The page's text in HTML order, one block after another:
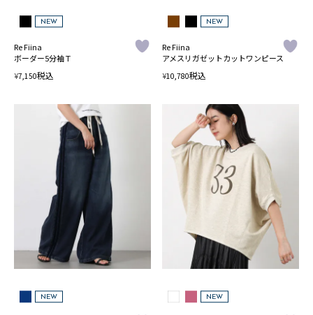
NEW
Re Fiina
ボーダー5分袖Ｔ
¥7,150税込
NEW
Re Fiina
アメスリガゼットカットワンピース
¥10,780税込
NEW NEW